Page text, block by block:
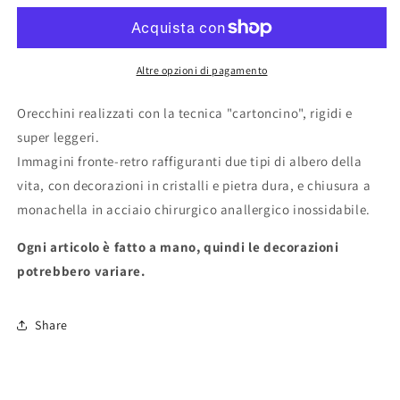
VITA&quot;
Altre opzioni di pagamento
Orecchini realizzati con la tecnica "cartoncino", rigidi e
super leggeri.
Immagini fronte-retro raffiguranti due tipi di albero della
vita, con decorazioni in cristalli e pietra dura, e chiusura a
monachella in acciaio chirurgico anallergico inossidabile.
Ogni articolo è fatto a mano, quindi le decorazioni
potrebbero variare.
Share